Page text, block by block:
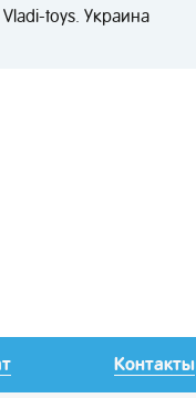
toys. Украина
Контакты